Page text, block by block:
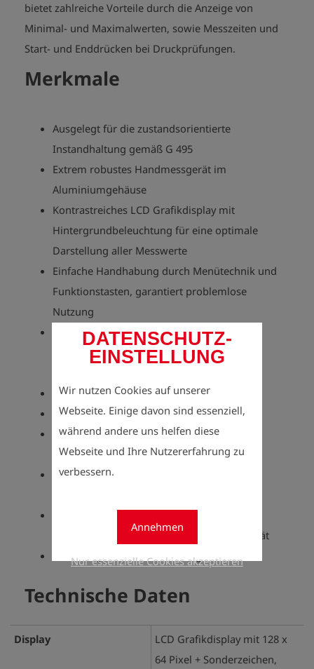
DATENSCHUTZ-
EINSTELLUNG
Wir nutzen Cookies auf unserer
Webseite. Einige davon sind essenziell,
während andere uns helfen diese
Webseite und Ihre Nutzererfahrung zu
verbessern.
Annehmen
Nur essenzielle Cookies akzeptieren
bietet zahlreiche Vorteile durch die Anzeige von
Minimal- und Maximalwerten, sowie Messzeiten und
Start- und Enddrücken bei Druckprüfungen.
Merkmale
Ausgelegt für die zustandsorientierte
Instandhaltung gemäß G 495
Extrem robustes Handmessgerät im
Aluminiumgehäuse
Kontrastreiches LCD Grafikdisplay mit
Hintergrundbeleuchtung für eine optimale
Darstellung aller Messwerte
Einfache Handhabung durch Menütechnik und
Funktionstasten, garantiert problemlose
Nutzung
Einfacher Tausch von Primär- und
Sekundärzellen durch innovatives
Erfüllt die Anforderungen der G 469
Umfassende Dokumentation der Anlagen
Keine Anpassungsarbeiten an den
Reglerstationen notwendig
Übertragung der Arbeitsanweisungen per
Aufnahme der Messwerte, Kennlinien und
Bewertungen mit einfachem Handmessgerät
Hervorragendes Preis/Leistungsverhältnis
Technische Daten
Display
LCD Grafikdisplay mit 128 x
64 Pixel + Sonderzeichen,